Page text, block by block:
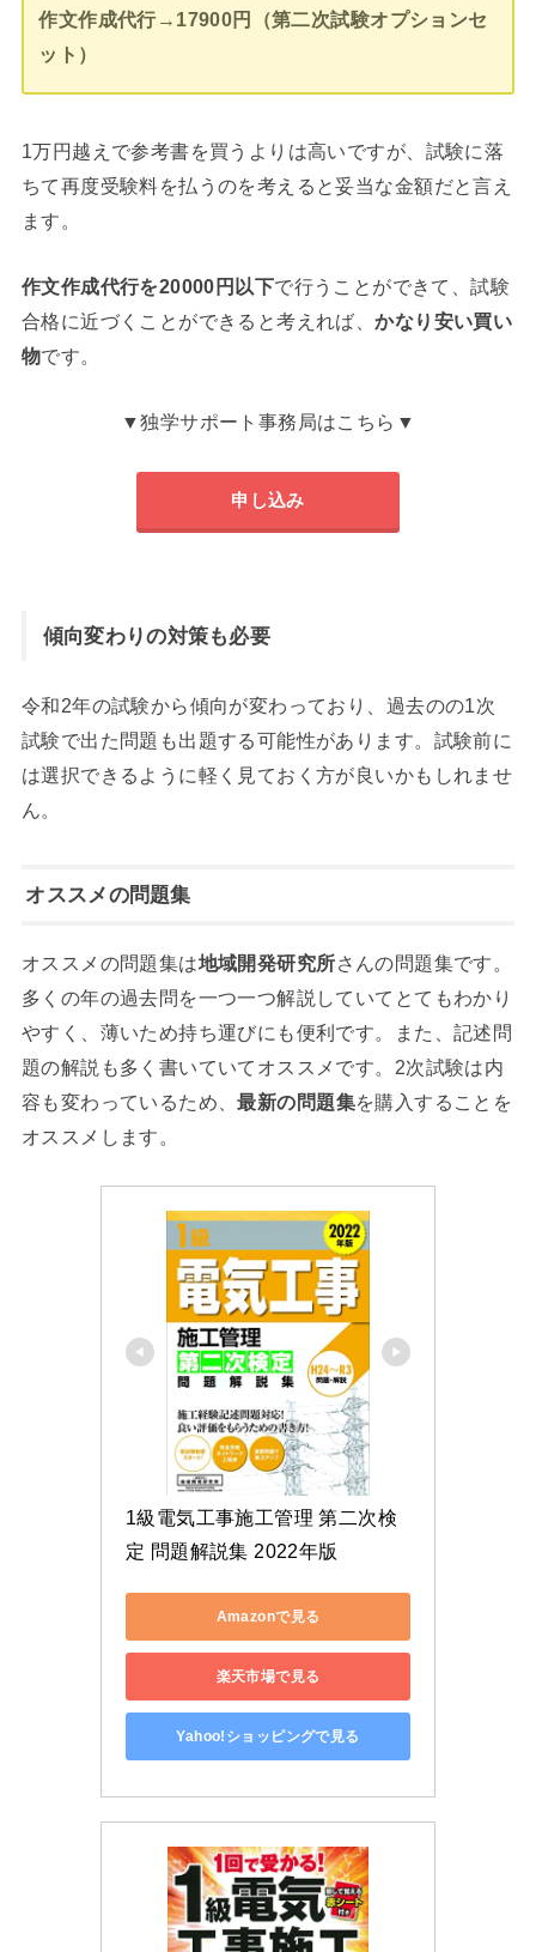
作文作成代行→17900円（第二次試験オプションセ
ット）
1万円越えで参考書を買うよりは高いですが、試験に落
ちて再度受験料を払うのを考えると妥当な金額だと言え
ます。
作文作成代行を20000円以下で行うことができて、試験
合格に近づくことができると考えれば、かなり安い買い
物です。
▼独学サポート事務局はこちら▼
申し込み
傾向変わりの対策も必要
令和2年の試験から傾向が変わっており、過去のの1次
試験で出た問題も出題する可能性があります。試験前に
は選択できるように軽く見ておく方が良いかもしれませ
ん。
オススメの問題集
オススメの問題集は地域開発研究所さんの問題集です。
多くの年の過去問を一つ一つ解説していてとてもわかり
やすく、薄いため持ち運びにも便利です。また、記述問
題の解説も多く書いていてオススメです。2次試験は内
容も変わっているため、最新の問題集を購入することを
オススメします。
1級電気工事施工管理 第二次検
定 問題解説集 2022年版
Amazonで見る
楽天市場で見る
Yahoo!ショッピングで見る